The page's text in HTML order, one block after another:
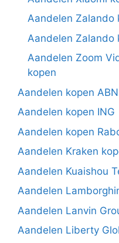
Aandelen Zalando
Aandelen Zalando
Aandelen Zoom
kopen
Aandelen kopen
Aandelen kopen ING
Aandelen kopen
Aandelen Kraken
Aandelen Kuaishou
Aandelen
Aandelen Lanvin
Aandelen Liberty